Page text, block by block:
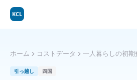
KCL
ホーム コストデータ 一人暮らしの初
引っ越し 四国